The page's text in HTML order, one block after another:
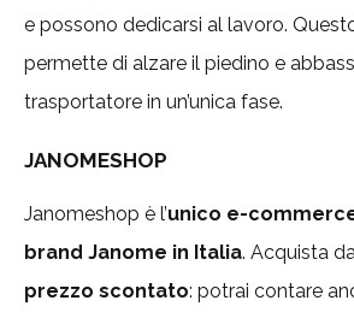
e possono dedicarsi al lavoro.
permette di alzare il piedino e
trasportatore in un’unica fase.
JANOMESHOP
Janomeshop è l’unico e-
brand Janome in Italia. Acquista
prezzo scontato: potrai contare